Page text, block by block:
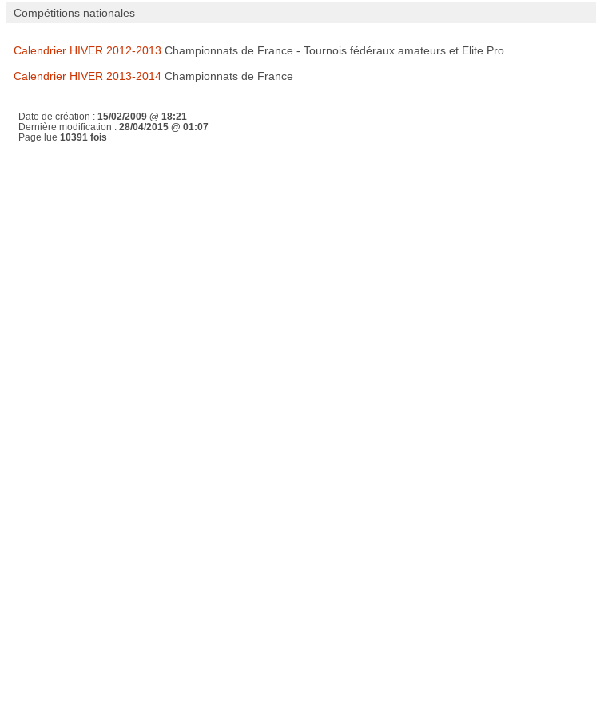
Compétitions nationales
Calendrier HIVER 2012-2013 Championnats de France - Tournois fédéraux amateurs et Elite Pro
Calendrier HIVER 2013-2014 Championnats de France
Date de création : 15/02/2009 @ 18:21
Dernière modification : 28/04/2015 @ 01:07
Page lue 10391 fois